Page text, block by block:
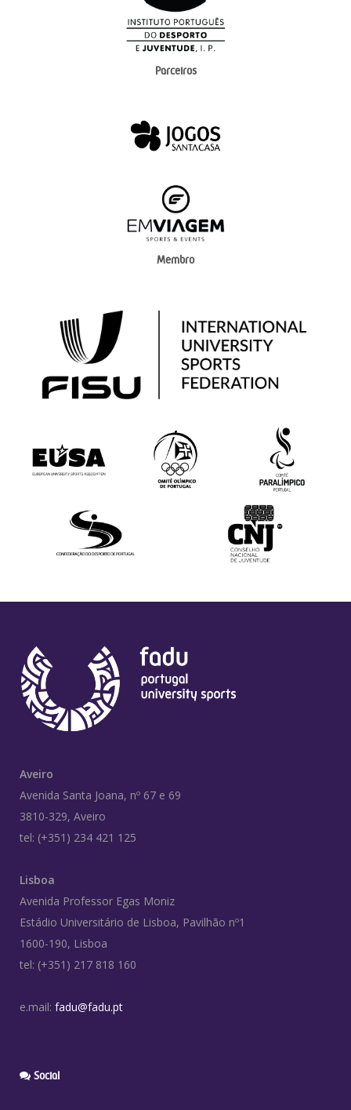
Parceiros
Membro
Aveiro
Avenida Santa Joana, nº 67 e 69
3810-329, Aveiro
tel: (+351) 234 421 125
Lisboa
Avenida Professor Egas Moniz
Estádio Universitário de Lisboa, Pavilhão nº1
1600-190, Lisboa
tel: (+351) 217 818 160
e.mail: fadu@fadu.pt
Social